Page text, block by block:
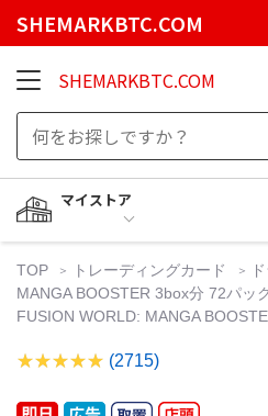
SHEMARKBTC.COM
SHEMARKBTC.COM
マイストア
TOP トレーディングカード
MANGA BOOSTER 3box分 72パッ
FUSION WORLD: MANGA
(2715)